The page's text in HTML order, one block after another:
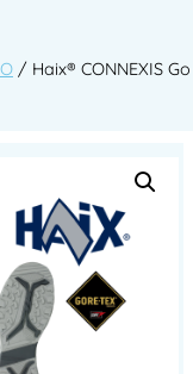
/ Haix® CONNEXIS Go